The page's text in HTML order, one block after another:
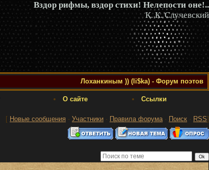
Вздор рифмы, вздор стихи! Нелепости оне!..
К. К. Случевский
Лоханкиным )) (li$ka) - Форум поэтов
О сайте Ссылки
[ Новые сообщения · Участники · Правила форума· Поиск · RSS]